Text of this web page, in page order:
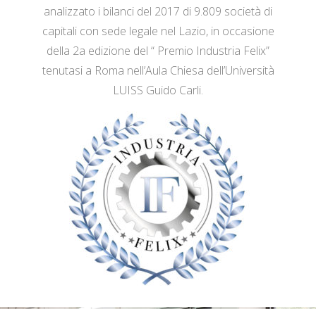
analizzato i bilanci del 2017 di 9.809 società di
capitali con sede legale nel Lazio, in occasione
della 2a edizione del “ Premio Industria Felix”
tenutasi a Roma nell’Aula Chiesa dell’Università
LUISS Guido Carli.